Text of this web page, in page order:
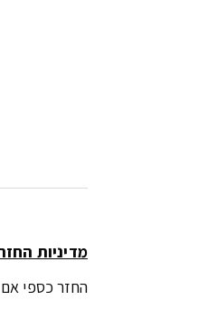
מדיניות
החזר כספי אם